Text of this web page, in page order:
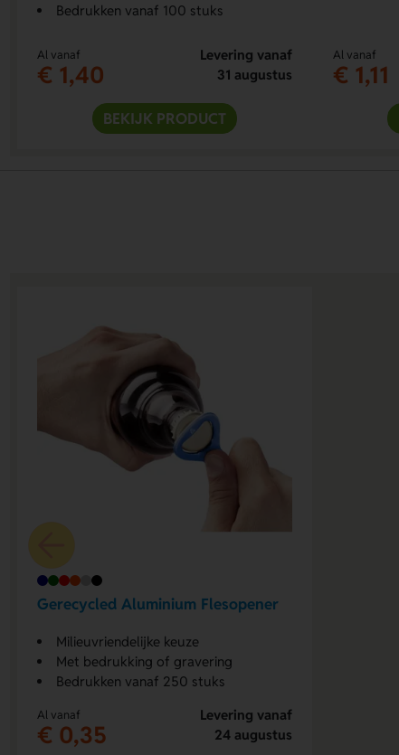
Bedrukken vanaf 100 stuks
Al vanaf
€ 1,40
Levering vanaf
31 augustus
BEKIJK PRODUCT
Al vanaf
€ 1,11
Gerecycled Aluminium Flesopener
Milieuvriendelijke keuze
Met bedrukking of gravering
Bedrukken vanaf 250 stuks
Al vanaf
€ 0,35
Levering vanaf
24 augustus